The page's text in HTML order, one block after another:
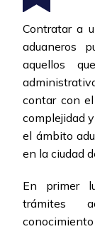
Contratar a
aduaneros
aquellos
contar con
complejidad
el ámbito
en la ciudad
En primer
trámites